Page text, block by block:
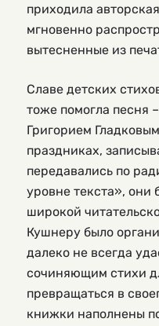
приходила
мгновенно
вытесненные из
Славе детских
тоже помогла песня
Григорием
праздниках,
передавались по
уровне текста»,
широкой
Кушнеру было
далеко не всегда
сочиняющим стихи
превращаться в
книжки наполнены